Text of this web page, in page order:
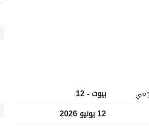
بيوت - 12
12 يونيو 2026